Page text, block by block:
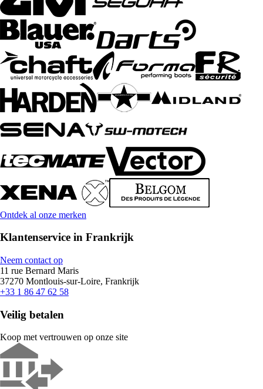
Ontdek al onze merken
Klantenservice in Frankrijk
Neem contact op
11 rue Bernard Maris
37270 Montlouis-sur-Loire, Frankrijk
+33 1 86 47 62 58
Veilig betalen
Koop met vertrouwen op onze site